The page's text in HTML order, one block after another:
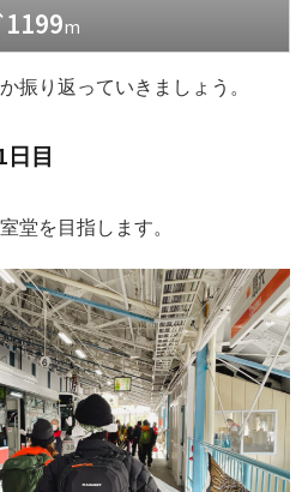
振り返っていきましょう。
目
堂を目指します。